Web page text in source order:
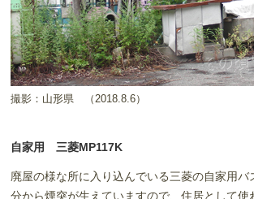
撮影：山形県 （2018.8.6）
自家用 三菱MP117K
廃屋の様な所に入り込んでいる三菱の自家用バ
分から煙突が生えていますので、住居として使